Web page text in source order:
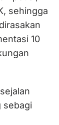
sehingga
10
sebagi